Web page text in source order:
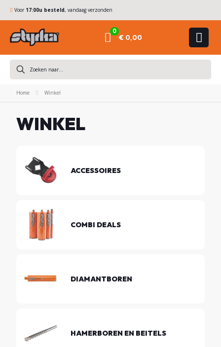
Voor 17:00u besteld, vandaag verzonden
0
€ 0,00
Home Winkel
WINKEL
ACCESSOIRES
COMBI DEALS
DIAMANTBOREN
HAMERBOREN EN BEITELS